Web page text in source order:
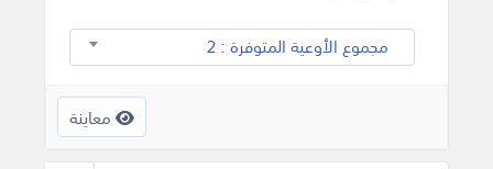
مجموع الأوعية المتوفرة : 2
معاينة